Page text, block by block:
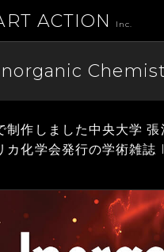
ACTION Inc.
制作しました中央大学 張
カ化学会発行の学術雑